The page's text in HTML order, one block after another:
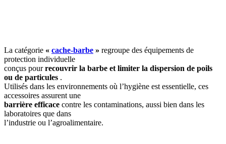
La catégorie « cache-barbe » regroupe des équipements de
protection individuelle
conçus pourrecouvrir la barbe et limiter la dispersion de poils
ou de particules .
Utilisés dans les environnements où l’hygiène est essentielle, ces
accessoires assurent une
barrière efficace contre les contaminations, aussi bien dans les
laboratoires que dans
l’industrie ou l’agroalimentaire.